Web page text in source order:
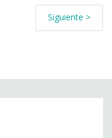
Siguiente >